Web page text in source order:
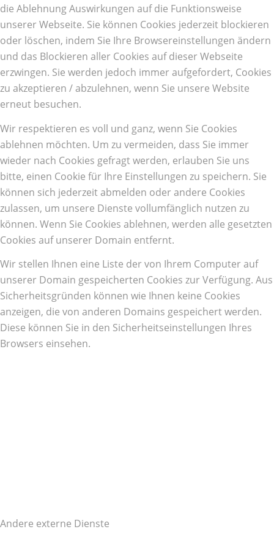
die Ablehnung Auswirkungen auf die Funktionsweise
unserer Webseite. Sie können Cookies jederzeit blockieren
oder löschen, indem Sie Ihre Browsereinstellungen ändern
und das Blockieren aller Cookies auf dieser Webseite
erzwingen. Sie werden jedoch immer aufgefordert, Cookies
zu akzeptieren / abzulehnen, wenn Sie unsere Website
erneut besuchen.
Wir respektieren es voll und ganz, wenn Sie Cookies
ablehnen möchten. Um zu vermeiden, dass Sie immer
wieder nach Cookies gefragt werden, erlauben Sie uns
bitte, einen Cookie für Ihre Einstellungen zu speichern. Sie
können sich jederzeit abmelden oder andere Cookies
zulassen, um unsere Dienste vollumfänglich nutzen zu
können. Wenn Sie Cookies ablehnen, werden alle gesetzten
Cookies auf unserer Domain entfernt.
Wir stellen Ihnen eine Liste der von Ihrem Computer auf
unserer Domain gespeicherten Cookies zur Verfügung. Aus
Sicherheitsgründen können wie Ihnen keine Cookies
anzeigen, die von anderen Domains gespeichert werden.
Diese können Sie in den Sicherheitseinstellungen Ihres
Browsers einsehen.
Andere externe Dienste